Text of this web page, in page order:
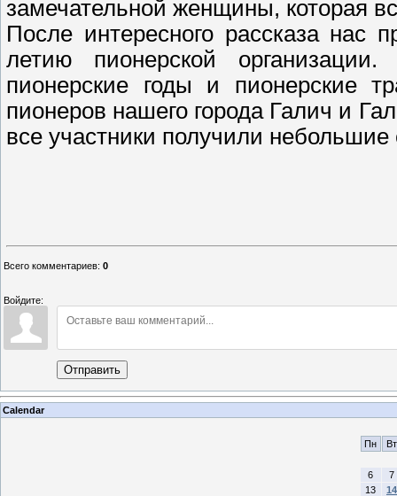
замечательной женщины, которая
После интересного рассказа нас
летию пионерской
пионерские годы и пионерские
пионеров нашего города Галич и
все участники получили
Всего комментариев: 0
Войдите:
Отправить
Calendar
Пн Вт
6
7
13
14